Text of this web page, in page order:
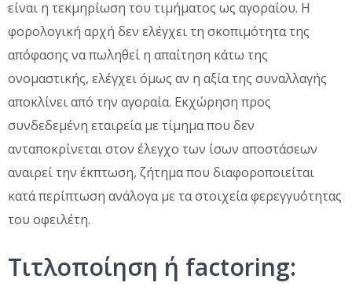
είναι η τεκμηρίωση του τιμήματος ως αγοραίου. Η
φορολογική αρχή δεν ελέγχει τη σκοπιμότητα της
απόφασης να πωληθεί η απαίτηση κάτω της
ονομαστικής, ελέγχει όμως αν η αξία της συναλλαγής
αποκλίνει από την αγοραία. Εκχώρηση προς
συνδεδεμένη εταιρεία με τίμημα που δεν
ανταποκρίνεται στον έλεγχο των ίσων αποστάσεων
αναιρεί την έκπτωση, ζήτημα που διαφοροποιείται
κατά περίπτωση ανάλογα με τα στοιχεία φερεγγυότητας
του οφειλέτη.
Τιτλοποίηση ή factoring: